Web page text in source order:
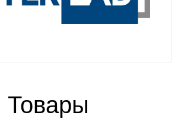
Товары